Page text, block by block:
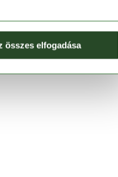
összes elfogadása